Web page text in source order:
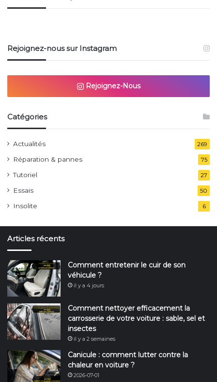
Rejoignez-nous sur Instagram
Rejoignez-Nous
Catégories
Actualités 269
Réparation & pannes 75
Tutoriel 27
Essais 50
Insolite 6
Articles récents
Comment entretenir le cuir de son
véhicule ?
il y a 4 jours
Comment nettoyer efficacement la
carrosserie de votre voiture : sable, sel et
insectes
il y a 2 semaines
Canicule : comment lutter contre la
chaleur en voiture ?
2026-07-01